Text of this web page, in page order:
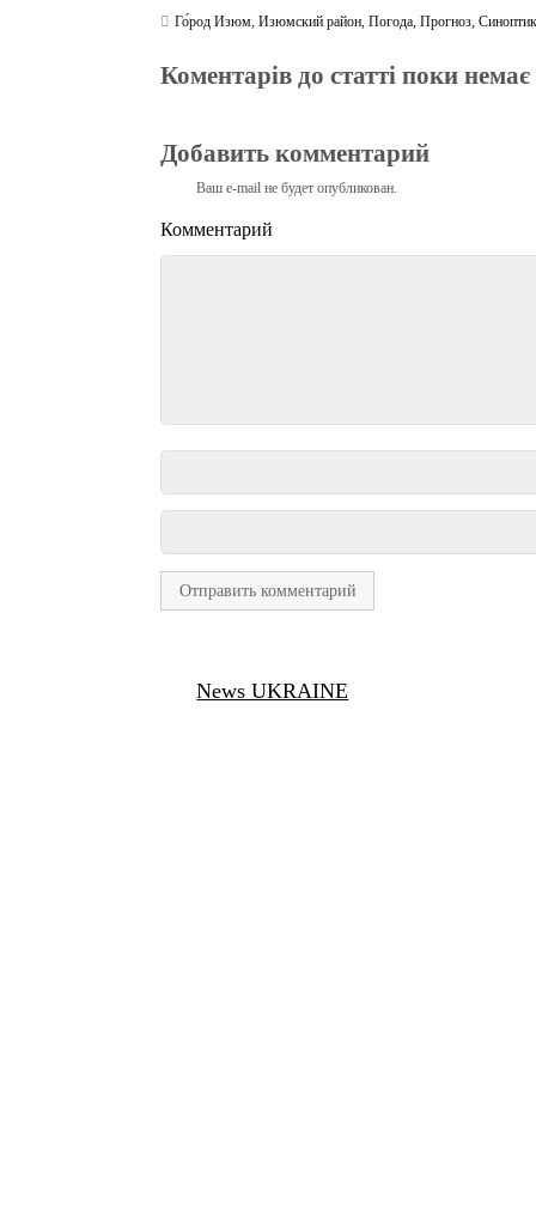
Го́род Изюм,Изюмский район,Погода,Прогноз,
Коментарів до статті поки немає
Добавить комментарий
Ваш e-mail не будет опубликован.
Комментарий
News UKRAINE